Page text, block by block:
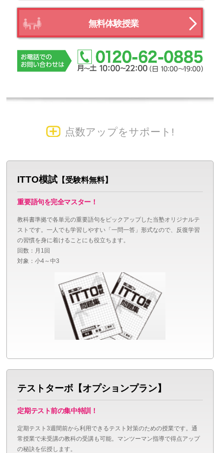
無料体験授業
点数アップをサポート!
ITTO模試 【受験料無料】
重要語句を完全マスター！
教科書準拠で各単元の重要語句をピックアップした当塾オリジナルテ
ストです。一人でも学習しやすい「一問一答」形式なので、反復学習
の習慣を身に着けることにも役立ちます。
回数：月1回
対象：小4～中3
テストターボ【オプションプラン】
定期テスト前の集中特訓！
定期テスト3週間前から利用できるテスト対策のための授業です。通
常授業で未受講の教科の受講も可能。マンツーマン指導で得点アップ
の秘訣を伝授します。